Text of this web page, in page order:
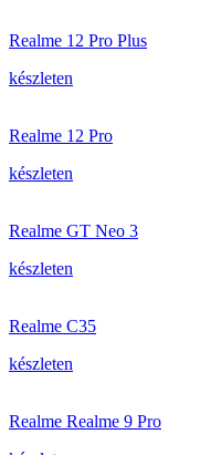
Realme 12 Pro Plus
készleten
Realme 12 Pro
készleten
Realme GT Neo 3
készleten
Realme C35
készleten
Realme Realme 9 Pro